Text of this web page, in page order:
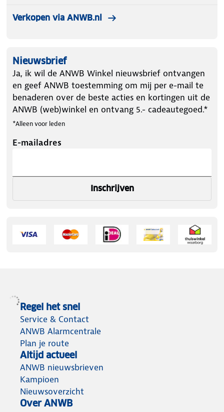
Verkopen via ANWB.nl
Nieuwsbrief
Ja, ik wil de ANWB Winkel nieuwsbrief ontvangen
en geef ANWB toestemming om mij per e-mail te
benaderen over de beste acties en kortingen uit de
ANWB (web)winkel en ontvang 5.- cadeautegoed.*
*Alleen voor leden
E-mailadres
Inschrijven
Regel het snel
Service & Contact
ANWB Alarmcentrale
Plan je route
Altijd actueel
ANWB nieuwsbrieven
Kampioen
Nieuwsoverzicht
Over ANWB